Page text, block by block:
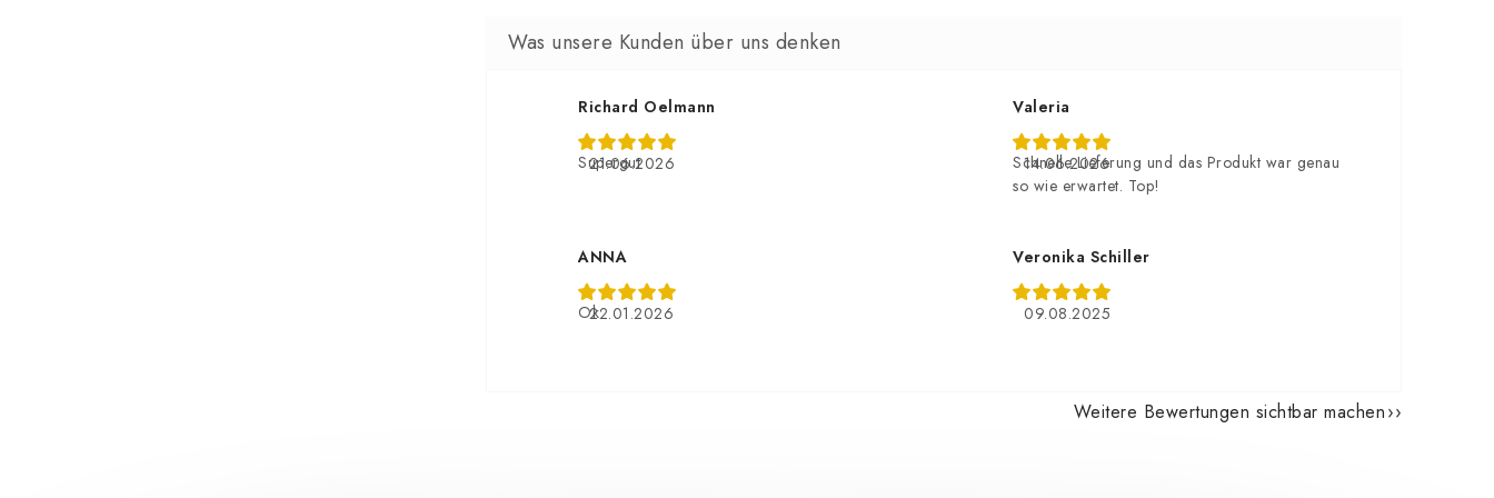
Richard Oelmann
21.06.2026
Supergut
Valeria
14.06.2026
Schnelle Lieferung und das Produkt war genau
so wie erwartet. Top!
ANNA
22.01.2026
Ok
Veronika Schiller
09.08.2025
Weitere Bewertungen sichtbar machen